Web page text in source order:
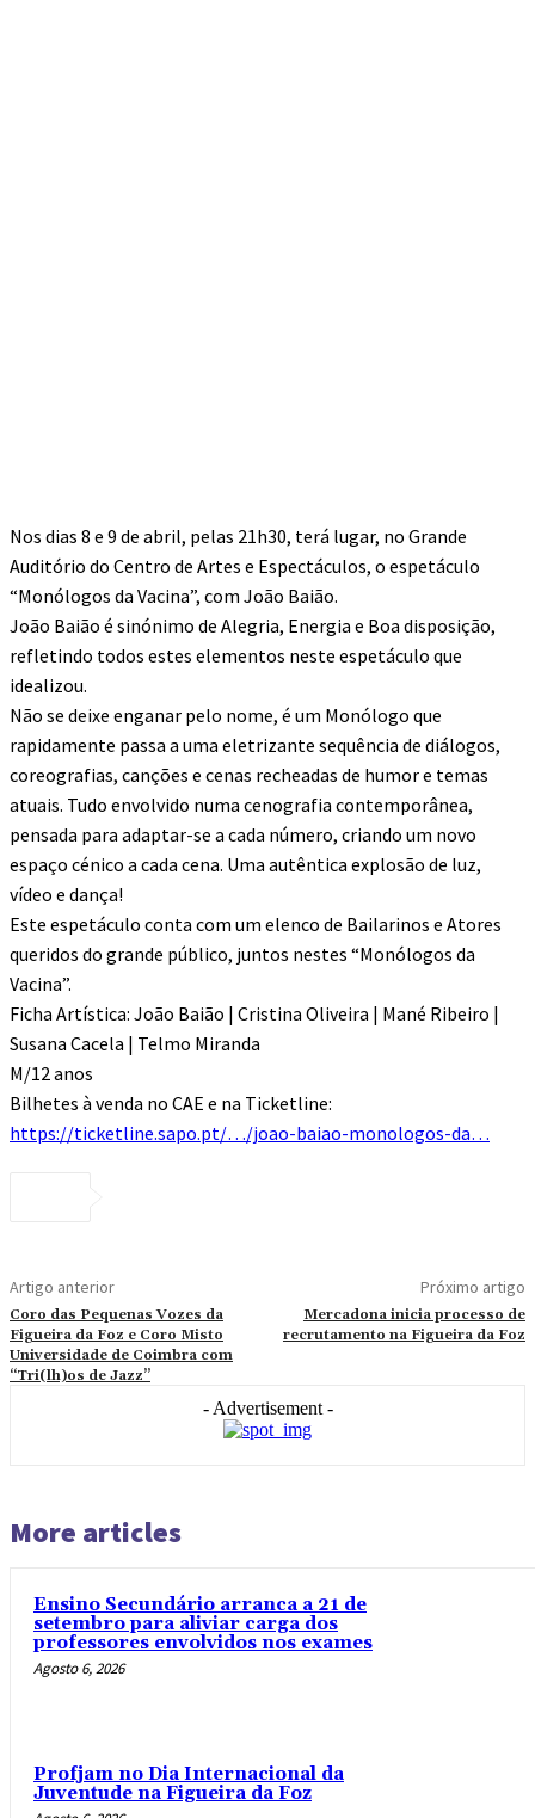
Nos dias 8 e 9 de abril, pelas 21h30, terá lugar, no Grande
Auditório do Centro de Artes e Espectáculos, o espetáculo
“Monólogos da Vacina”, com João Baião.
João Baião é sinónimo de Alegria, Energia e Boa disposição,
refletindo todos estes elementos neste espetáculo que
idealizou.
Não se deixe enganar pelo nome, é um Monólogo que
rapidamente passa a uma eletrizante sequência de diálogos,
coreografias, canções e cenas recheadas de humor e temas
atuais. Tudo envolvido numa cenografia contemporânea,
pensada para adaptar-se a cada número, criando um novo
espaço cénico a cada cena. Uma autêntica explosão de luz,
vídeo e dança!
Este espetáculo conta com um elenco de Bailarinos e Atores
queridos do grande público, juntos nestes “Monólogos da
Vacina”.
Ficha Artística: João Baião | Cristina Oliveira | Mané Ribeiro |
Susana Cacela | Telmo Miranda
M/12 anos
Bilhetes à venda no CAE e na Ticketline:
https://ticketline.sapo.pt/…/joao-baiao-monologos-da…
Artigo anterior
Coro das Pequenas Vozes da
Figueira da Foz e Coro Misto
Universidade de Coimbra com
“Tri(lh)os de Jazz”
Próximo artigo
Mercadona inicia processo de
recrutamento na Figueira da Foz
- Advertisement -
More articles
Ensino Secundário arranca a 21 de
setembro para aliviar carga dos
professores envolvidos nos exames
Agosto 6, 2026
Profjam no Dia Internacional da
Juventude na Figueira da Foz